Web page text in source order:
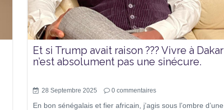
Et si Trump avait raison ??? Vivre à Dakar
n’est absolument pas une sinécure.
28 Septembre 2025 0 commentaires
En bon sénégalais et fier africain, j’agis sous l’ombre d’une